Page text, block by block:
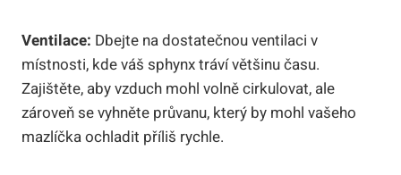
Ventilace: Dbejte na dostatečnou ventilaci v
místnosti, kde váš sphynx tráví většinu času.
Zajištěte, aby vzduch mohl volně cirkulovat, ale
zároveň se vyhněte průvanu, který by mohl vašeho
mazlíčka ochladit příliš rychle.